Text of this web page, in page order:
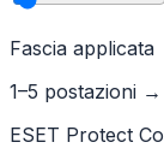
Fascia applicata
1–5 postazioni →
ESET Protect